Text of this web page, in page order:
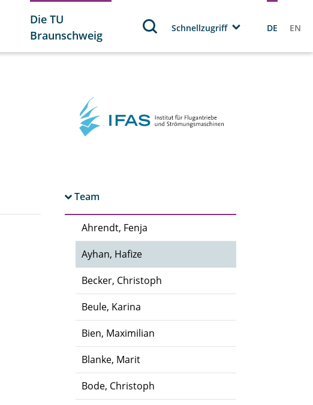
Die TU
Braunschweig
Schnellzugriff DE EN
Team
Ahrendt, Fenja
Ayhan, Hafize
Becker, Christoph
Beule, Karina
Bien, Maximilian
Blanke, Marit
Bode, Christoph